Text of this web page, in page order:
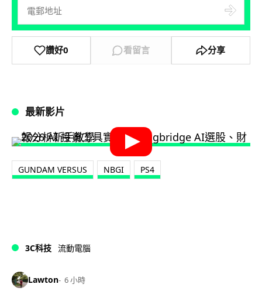
讚好0 看留言 分享
最新影片
GUNDAM VERSUS NBGI PS4
3C科技 流動電腦
Lawton 6 小時